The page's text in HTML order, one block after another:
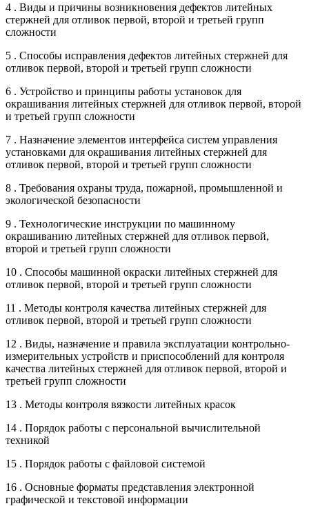
4 . Виды и причины возникновения дефектов литейных
стержней для отливок первой, второй и третьей групп
сложности
5 . Способы исправления дефектов литейных стержней для
отливок первой, второй и третьей групп сложности
6 . Устройство и принципы работы установок для
окрашивания литейных стержней для отливок первой, второй
и третьей групп сложности
7 . Назначение элементов интерфейса систем управления
установками для окрашивания литейных стержней для
отливок первой, второй и третьей групп сложности
8 . Требования охраны труда, пожарной, промышленной и
экологической безопасности
9 . Технологические инструкции по машинному
окрашиванию литейных стержней для отливок первой,
второй и третьей групп сложности
10 . Способы машинной окраски литейных стержней для
отливок первой, второй и третьей групп сложности
11 . Методы контроля качества литейных стержней для
отливок первой, второй и третьей групп сложности
12 . Виды, назначение и правила эксплуатации контрольно-
измерительных устройств и приспособлений для контроля
качества литейных стержней для отливок первой, второй и
третьей групп сложности
13 . Методы контроля вязкости литейных красок
14 . Порядок работы с персональной вычислительной
техникой
15 . Порядок работы с файловой системой
16 . Основные форматы представления электронной
графической и текстовой информации